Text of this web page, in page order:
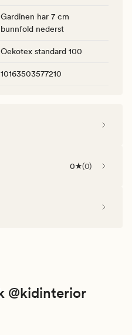
Gardinen har 7 cm
bunnfold nederst
Oekotex standard 100
10163503577210
0 (0)
@kidinterior